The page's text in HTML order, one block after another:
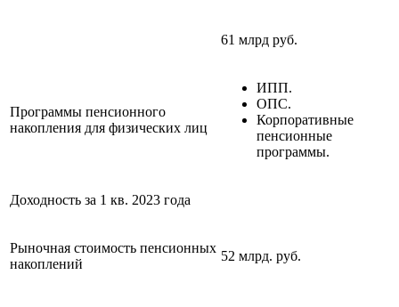
61 млрд руб.
Программы пенсионного
накопления для физических лиц
ИПП.
ОПС.
Корпоративные
пенсионные
программы.
Доходность за 1 кв. 2023 года
Рыночная стоимость пенсионных
накоплений
52 млрд. руб.